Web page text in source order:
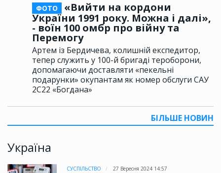
ФОТО
«Вийти на кордони
України 1991 року. Можна і далі»,
- воїн 100 омбр про війну та
Перемогу
Артем із Бердичева, колишній експедитор,
тепер служить у 100-й бригаді тероборони,
допомагаючи доставляти «пекельні
подарунки» окупантам як номер обслуги САУ
2С22 «Богдана»
БІЛЬШЕ НОВИН
Україна
СУСПІЛЬСТВО 27 Вересня 2024 14:57